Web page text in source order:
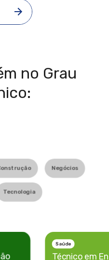
no Grau
Negócios
Tecnologia
Saúde
Técnico em